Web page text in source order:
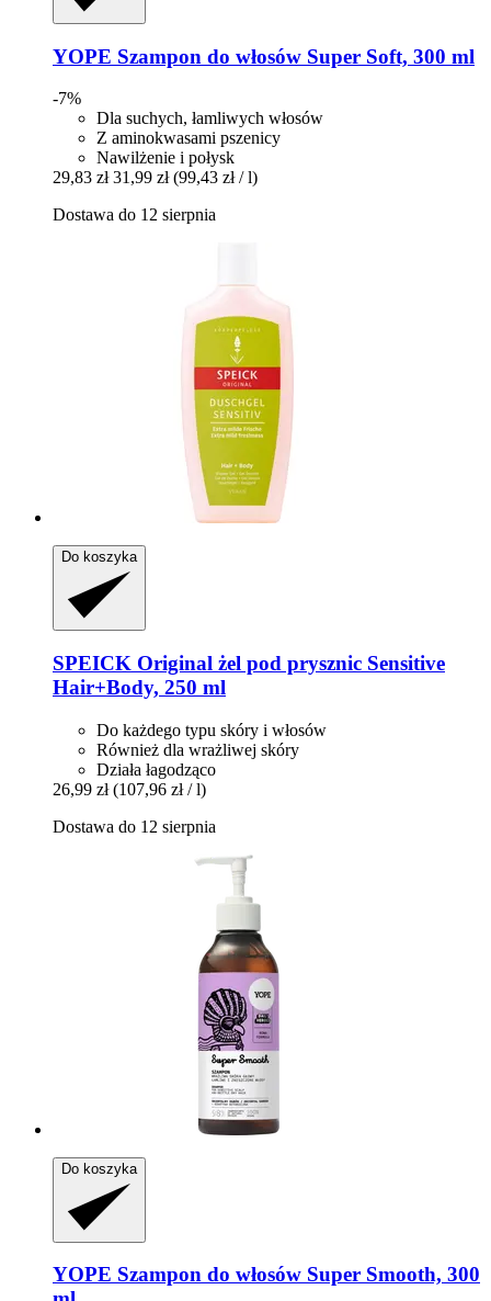
YOPE Szampon do włosów Super Soft, 300 ml
-7%
Dla suchych, łamliwych włosów
Z aminokwasami pszenicy
Nawilżenie i połysk
29,83 zł 31,99 zł (99,43 zł / l)
Dostawa do 12 sierpnia
Do koszyka
SPEICK Original żel pod prysznic Sensitive
Hair+Body, 250 ml
Do każdego typu skóry i włosów
Również dla wrażliwej skóry
Działa łagodząco
26,99 zł (107,96 zł / l)
Dostawa do 12 sierpnia
Do koszyka
YOPE Szampon do włosów Super Smooth, 300